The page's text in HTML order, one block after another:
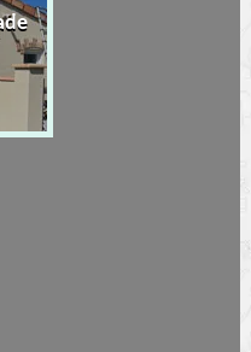
Devis nettoyage